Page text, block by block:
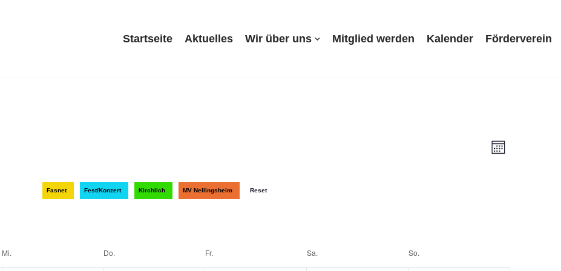
Startseite Aktuelles Wir über uns Mitglied werden Kalender Förderverein
Month
Fasnet Fest/Konzert Kirchlich MV Nellingsheim Reset
Mi. Do. Fr. Sa. So.